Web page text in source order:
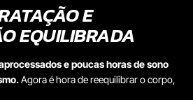
E
EQUILIBRADA
e poucas horas de sono
Agora é hora de reequilibrar o corpo,